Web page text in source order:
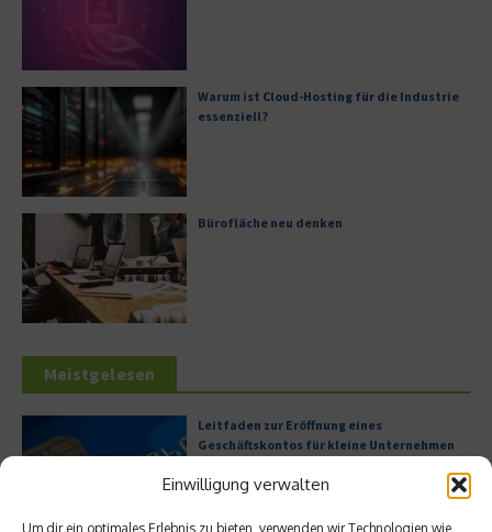
Einwilligung verwalten
Um dir ein optimales Erlebnis zu bieten, verwenden wir Technologien wie
Warum ist Cloud-Hosting für die Industrie
essenziell?
Bürofläche neu denken
Meistgelesen
Leitfaden zur Eröffnung eines
Geschäftskontos für kleine Unternehmen